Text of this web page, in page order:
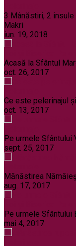
3 Mânăstiri, 2 insule
Makri
iun. 19, 2018
Acasă la Sfântul
oct. 26, 2017
Ce este pelerinajul
oct. 13, 2017
Pe urmele Sfântului
sept. 25, 2017
Mănăstirea
aug. 17, 2017
Pe urmele Sfântului
mai 4, 2017